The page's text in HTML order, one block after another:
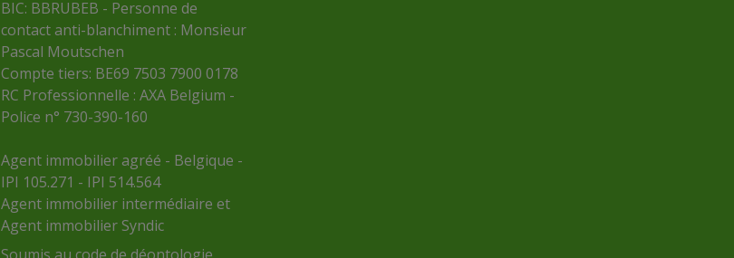
BIC: BBRUBEB - Personne de
contact anti-blanchiment : Monsieur
Pascal Moutschen
Compte tiers: BE69 7503 7900 0178
RC Professionnelle : AXA Belgium -
Police n° 730-390-160
Agent immobilier agréé - Belgique -
IPI 105.271 - IPI 514.564
Agent immobilier intermédiaire et
Agent immobilier Syndic